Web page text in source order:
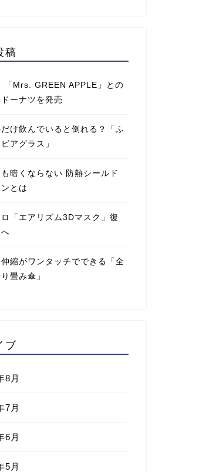
稿
「Mrs. GREEN APPLE」との
ーナツを発売
だけ飲んでいると倒れる？「ふ
アグラス」
暗くならない 防熱シールド
とは
「エアリズム3Dマスク」復
縮がワンタッチでできる「全
畳み傘」
ブ
8月
7月
6月
5月